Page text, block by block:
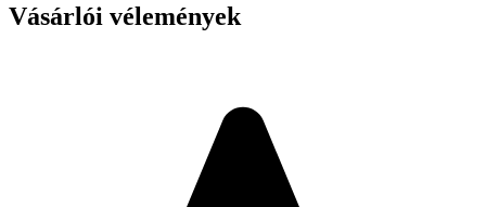
Vásárlói vélemények